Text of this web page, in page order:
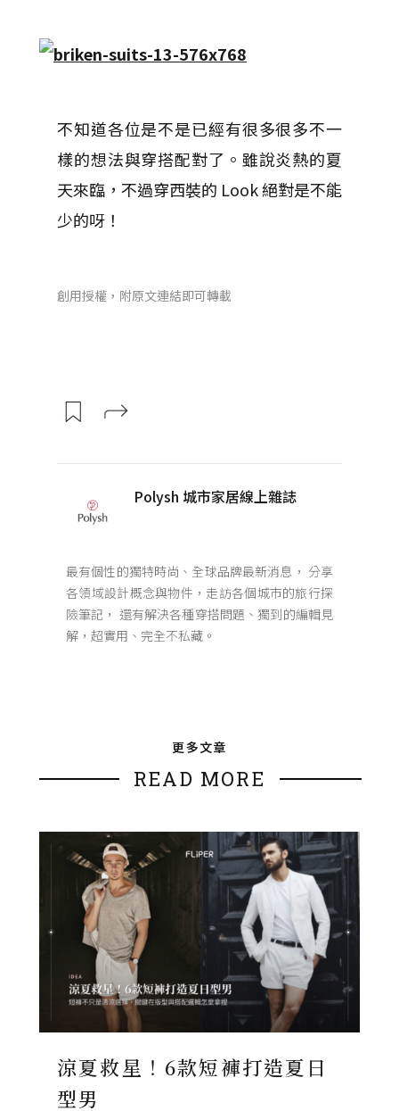
不知道各位是不是已經有很多很多不一
樣的想法與穿搭配對了。雖說炎熱的夏
天來臨，不過穿西裝的 Look 絕對是不能
少的呀！
創用授權，附原文連結即可轉載
Polysh 城市家居線上雜誌
最有個性的獨特時尚、全球品牌最新消息， 分享
各領域設計概念與物件，走訪各個城市的旅行探
險筆記， 還有解決各種穿搭問題、獨到的編輯見
解，超實用、完全不私藏。
更多文章
READ MORE
涼夏救星！6款短褲打造夏日
型男